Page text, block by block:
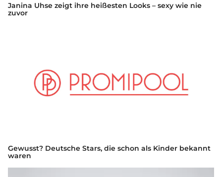
Janina Uhse zeigt ihre heißesten Looks – sexy wie nie
zuvor
Gewusst? Deutsche Stars, die schon als Kinder bekannt
waren